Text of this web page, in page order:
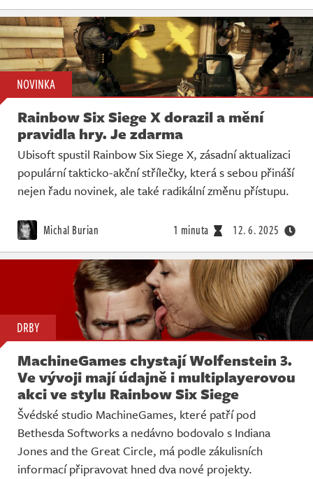
NOVINKA
Rainbow Six Siege X dorazil a mění
pravidla hry. Je zdarma
Ubisoft spustil Rainbow Six Siege X, zásadní aktualizaci
populární takticko-akční střílečky, která s sebou přináší
nejen řadu novinek, ale také radikální změnu přístupu.
Michal Burian 1 minuta 12. 6. 2025
DRBY
MachineGames chystají Wolfenstein 3.
Ve vývoji mají údajně i multiplayerovou
akci ve stylu Rainbow Six Siege
Švédské studio MachineGames, které patří pod
Bethesda Softworks a nedávno bodovalo s Indiana
Jones and the Great Circle, má podle zákulisních
informací připravovat hned dva nové projekty.